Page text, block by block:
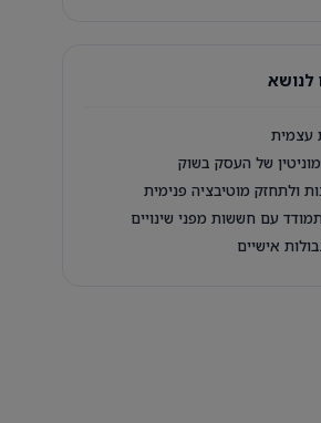
לנושא
עצמית
של העסק בשוק
ולתחזק מוטיבציה פנימית
עם חששות מפני שינויים
אישיים